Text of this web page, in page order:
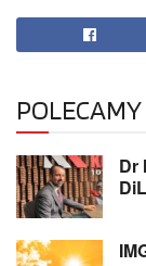
POLECAMY
Dr